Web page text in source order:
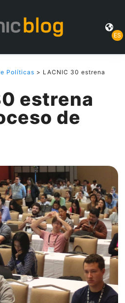
ES
Políticas > LACNIC 30 estrena
estrena
de